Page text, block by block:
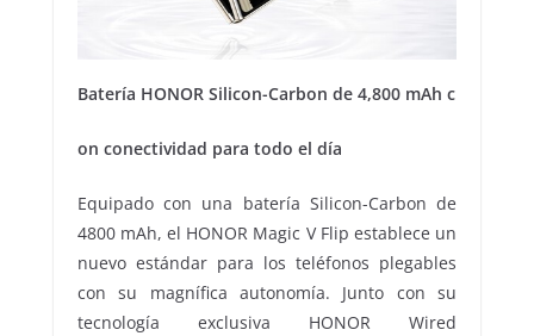
Batería HONOR Silicon-Carbon de 4,800 mAh c
on conectividad para todo el día
Equipado con una batería Silicon-Carbon de
4800 mAh, el HONOR Magic V Flip establece un
nuevo estándar para los teléfonos plegables
con su magnífica autonomía. Junto con su
tecnología exclusiva HONOR Wired